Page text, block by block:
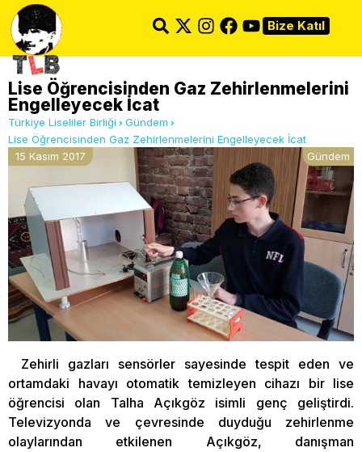
Bize Katıl
Lise Öğrencisinden Gaz Zehirlenmelerini
Engelleyecek İcat
Türkiye Liseliler Birliği
Gündem
Lise Öğrencisinden Gaz Zehirlenmelerini Engelleyecek İcat
15 Kasım 2017
Gündem
Zehirli gazları sensörler sayesinde tespit eden ve
ortamdaki havayı otomatik temizleyen cihazı bir lise
öğrencisi olan Talha Açıkgöz isimli genç geliştirdi.
Televizyonda ve çevresinde duyduğu zehirlenme
olaylarından etkilenen Açıkgöz, danışman